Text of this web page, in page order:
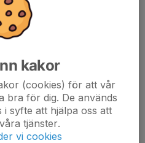
kakor
(cookies) för att vår
bra för dig. De används
syfte att hjälpa oss att
tjänster.
vi cookies